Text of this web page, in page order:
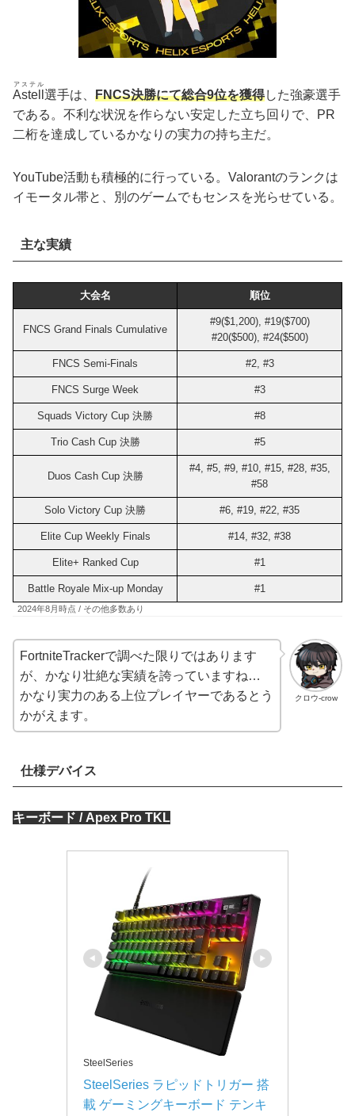
Astell
アステル
選手は、 FNCS決勝にて総合9位を獲得した強豪選手
である。不利な状況を作らない安定した立ち回りで、PR
二桁を達成しているかなりの実力の持ち主だ。
YouTube活動も積極的に行っている。Valorantのランクは
イモータル帯と、別のゲームでもセンスを光らせている。
主な実績
大会名 順位
FNCS Grand Finals Cumulative
#9($1,200), #19($700)
#20($500), #24($500)
FNCS Semi-Finals #2, #3
FNCS Surge Week #3
Squads Victory Cup 決勝 #8
Trio Cash Cup 決勝 #5
Duos Cash Cup 決勝
#4, #5, #9, #10, #15, #28, #35,
#58
Solo Victory Cup 決勝 #6, #19, #22, #35
Elite Cup Weekly Finals #14, #32, #38
Elite+ Ranked Cup #1
Battle Royale Mix-up Monday #1
2024年8月時点 / その他多数あり
クロウ-crow
FortniteTrackerで調べた限りではあります
が、かなり壮絶な実績を誇っていますね…
かなり実力のある上位プレイヤーであるとう
かがえます。
仕様デバイス
キーボード / Apex Pro TKL
SteelSeries
SteelSeries ラピッドトリガー 搭
載 ゲーミングキーボード テンキ